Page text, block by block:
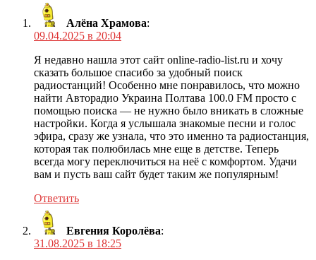
Алёна Храмова:
09.04.2025 в 20:04
Я недавно нашла этот сайт online-radio-list.ru и хочу
сказать большое спасибо за удобный поиск
радиостанций! Особенно мне понравилось, что можно
найти Авторадио Украина Полтава 100.0 FM просто с
помощью поиска — не нужно было вникать в сложные
настройки. Когда я услышала знакомые песни и голос
эфира, сразу же узнала, что это именно та радиостанция,
которая так полюбилась мне еще в детстве. Теперь
всегда могу переключиться на неё с комфортом. Удачи
вам и пусть ваш сайт будет таким же популярным!
Ответить
Евгения Королёва:
31.08.2025 в 18:25